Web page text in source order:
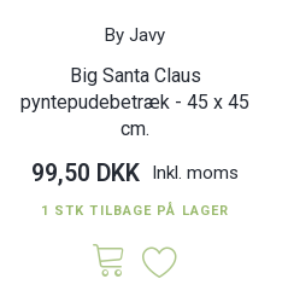
By Javy
Big Santa Claus
pyntepudebetræk - 45 x 45
cm.
99,50 DKK Inkl. moms
1 STK TILBAGE PÅ LAGER